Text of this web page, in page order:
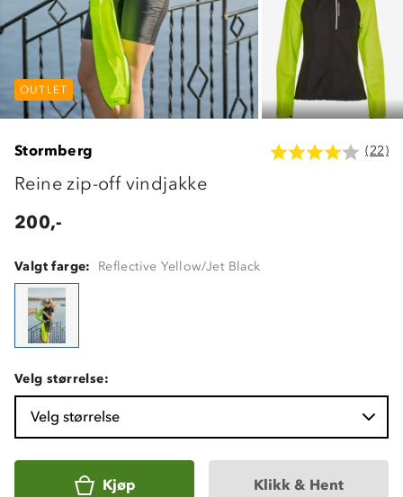
OUTLET OUTLET
OUTLET
Stormberg (22)
Reine zip-off vindjakke
200,-
Valgt farge: Reflective Yellow/Jet Black
Velg størrelse:
Velg størrelse
Kjøp Klikk & Hent